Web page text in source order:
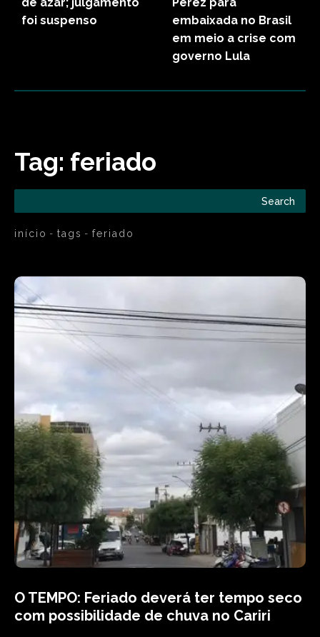
foi suspenso
embaixada no Brasil
em meio a crise com
governo Lula
Tag: feriado
Search
início tags feriado
O TEMPO: Feriado deverá ter tempo seco
com possibilidade de chuva no Cariri